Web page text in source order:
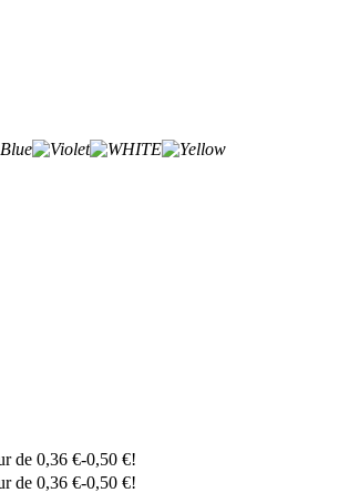
de 0,36 €-0,50 €!
de 0,36 €-0,50 €!